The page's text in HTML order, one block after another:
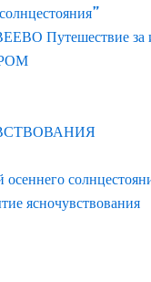
Путешествие за
ясночувствования